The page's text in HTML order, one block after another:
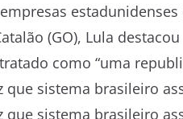
(GO), Lula
como “uma